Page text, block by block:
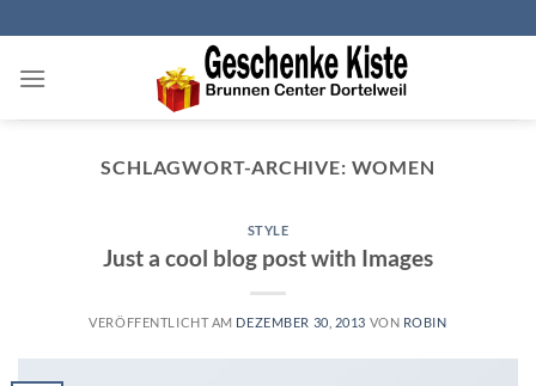
Inhalt
springen
SCHLAGWORT-ARCHIVE: WOMEN
STYLE
Just a cool blog post with Images
VERÖFFENTLICHT AM DEZEMBER 30, 2013 VON ROBIN